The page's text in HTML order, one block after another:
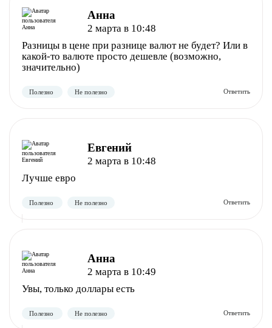
Анна
2 марта в 10:48
Разницы в цене при разнице валют не будет? Или в
какой-то валюте просто дешевле (возможно,
значительно)
Евгений
2 марта в 10:48
Лучше евро
Анна
2 марта в 10:49
Увы, только доллары есть